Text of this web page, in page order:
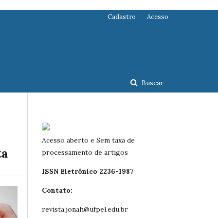
Buscar
Cadastro Acesso
Acesso aberto e Sem taxa de
processamento de artigos
ISSN Eletrônico 2236-1987
Contato:
revista.jonah@ufpel.edu.br